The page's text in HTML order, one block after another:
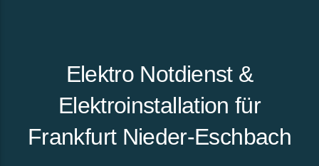
Elektro Notdienst &
Elektroinstallation für
Frankfurt Nieder-Eschbach